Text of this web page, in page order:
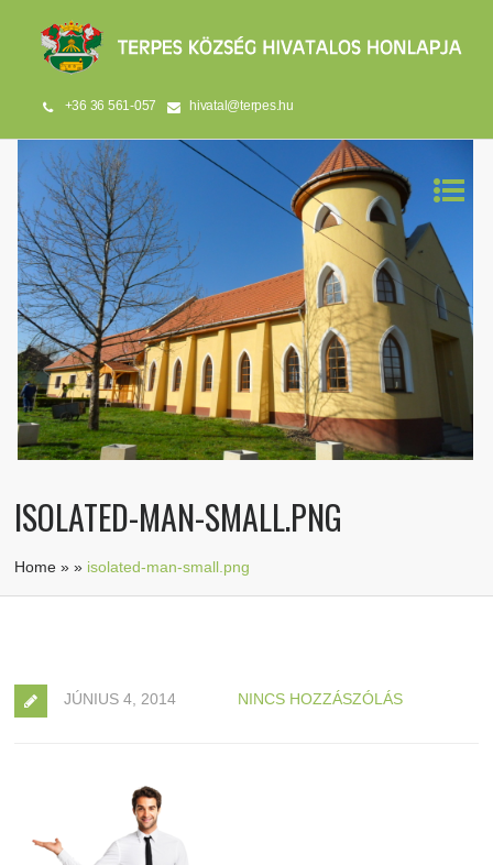
+36 36 561-057 hivatal@terpes.hu
ISOLATED-MAN-SMALL.PNG
Home »» isolated-man-small.png
JÚNIUS 4, 2014 NINCS HOZZÁSZÓLÁS